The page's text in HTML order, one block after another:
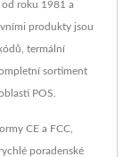
od roku 1981 a
produkty jsou
termální
sortiment
POS.
CE a FCC,
poradenské